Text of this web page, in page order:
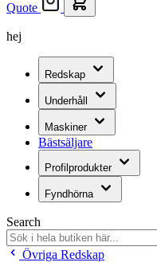
Quote
hej
Redskap
Underhåll
Maskiner
Bästsäljare
Profilprodukter
Fyndhörna
Search
Övriga Redskap